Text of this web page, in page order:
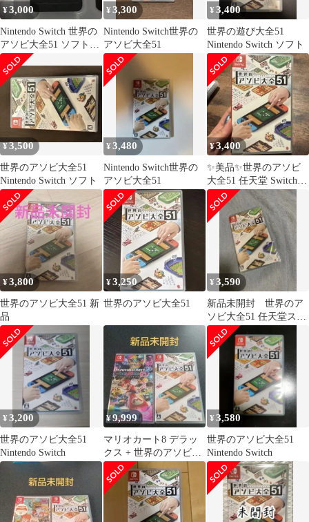
¥3,000
Nintendo Switch 世界の
アソビ大全51 ソフトの
み
¥3,300
Nintendo Switch世界の
アソビ大全51
¥3,400
世界の遊び大全51
Nintendo Switch ソフト
¥3,500
世界のアソビ大全51
Nintendo Switch ソフト
¥3,480
Nintendo Switch世界の
アソビ大全51
¥3,400
✨美品✨世界のアソビ
大全51 任天堂 Switch
ゲーム ソフト
¥3,800
世界のアソビ大全51 新
品
¥3,250
世界のアソビ大全51
¥3,590
新品未開封 世界のア
ソビ大全51 任天堂スイ
ッチソフト
¥3,200
世界のアソビ大全51
Nintendo Switch
¥9,999
マリオカート8 デラッ
クス + 世界のアソビ大
全51
¥3,580
世界のアソビ大全51
Nintendo Switch